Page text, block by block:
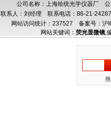
公司名称：上海绘统光学仪器厂
联系人：刘经理 联系电话：86-21-
网站访问统计：237527 备案号：沪
网站关键词： 荧光显微镜,